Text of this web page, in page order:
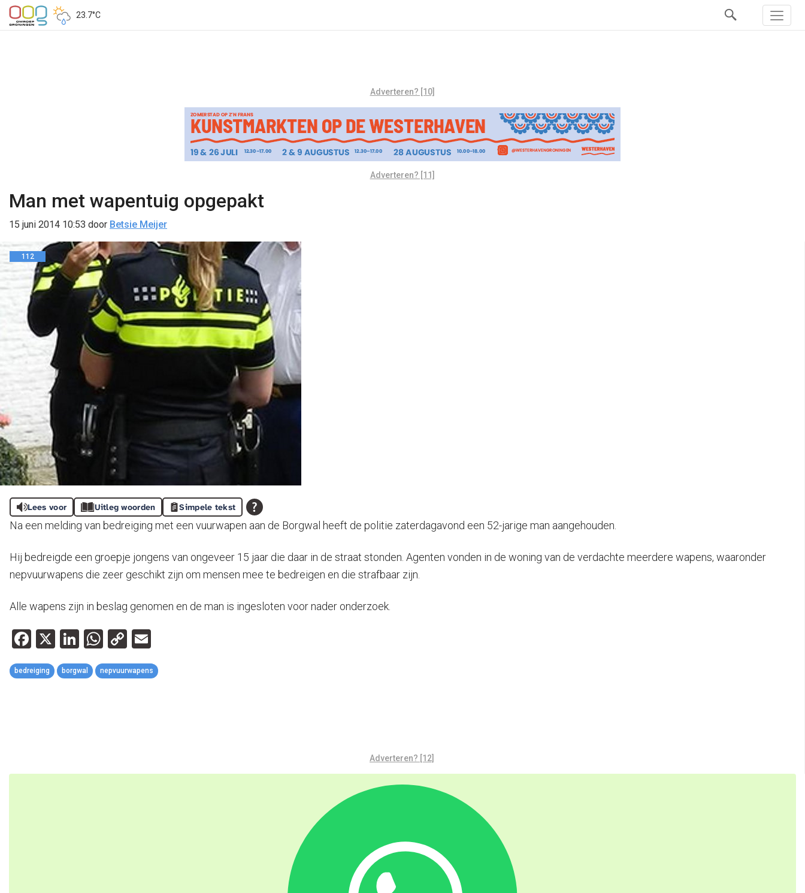
23.7°C
Adverteren? [10]
Adverteren? [11]
Man met wapentuig opgepakt
15 juni 2014 10:53 door Betsie Meijer
112
Lees voor Uitleg woorden Simpele tekst
Na een melding van bedreiging met een vuurwapen aan de Borgwal heeft de politie zaterdagavond een 52-jarige man aangehouden.
Hij bedreigde een groepje jongens van ongeveer 15 jaar die daar in de straat stonden. Agenten vonden in de woning van de verdachte meerdere wapens, waaronder
nepvuurwapens die zeer geschikt zijn om mensen mee te bedreigen en die strafbaar zijn.
Alle wapens zijn in beslag genomen en de man is ingesloten voor nader onderzoek.
Facebook
X LinkedIn
WhatsApp
Copy
Link
bedreiging borgwal nepvuurwapens
Adverteren? [12]